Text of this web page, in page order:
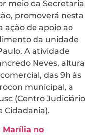
meio da Secretaria
promoverá nesta
ação de apoio ao
da unidade
A atividade
Neves, altura
das 9h às
municipal, a
(Centro Judiciário
Cidadania).
Marília no